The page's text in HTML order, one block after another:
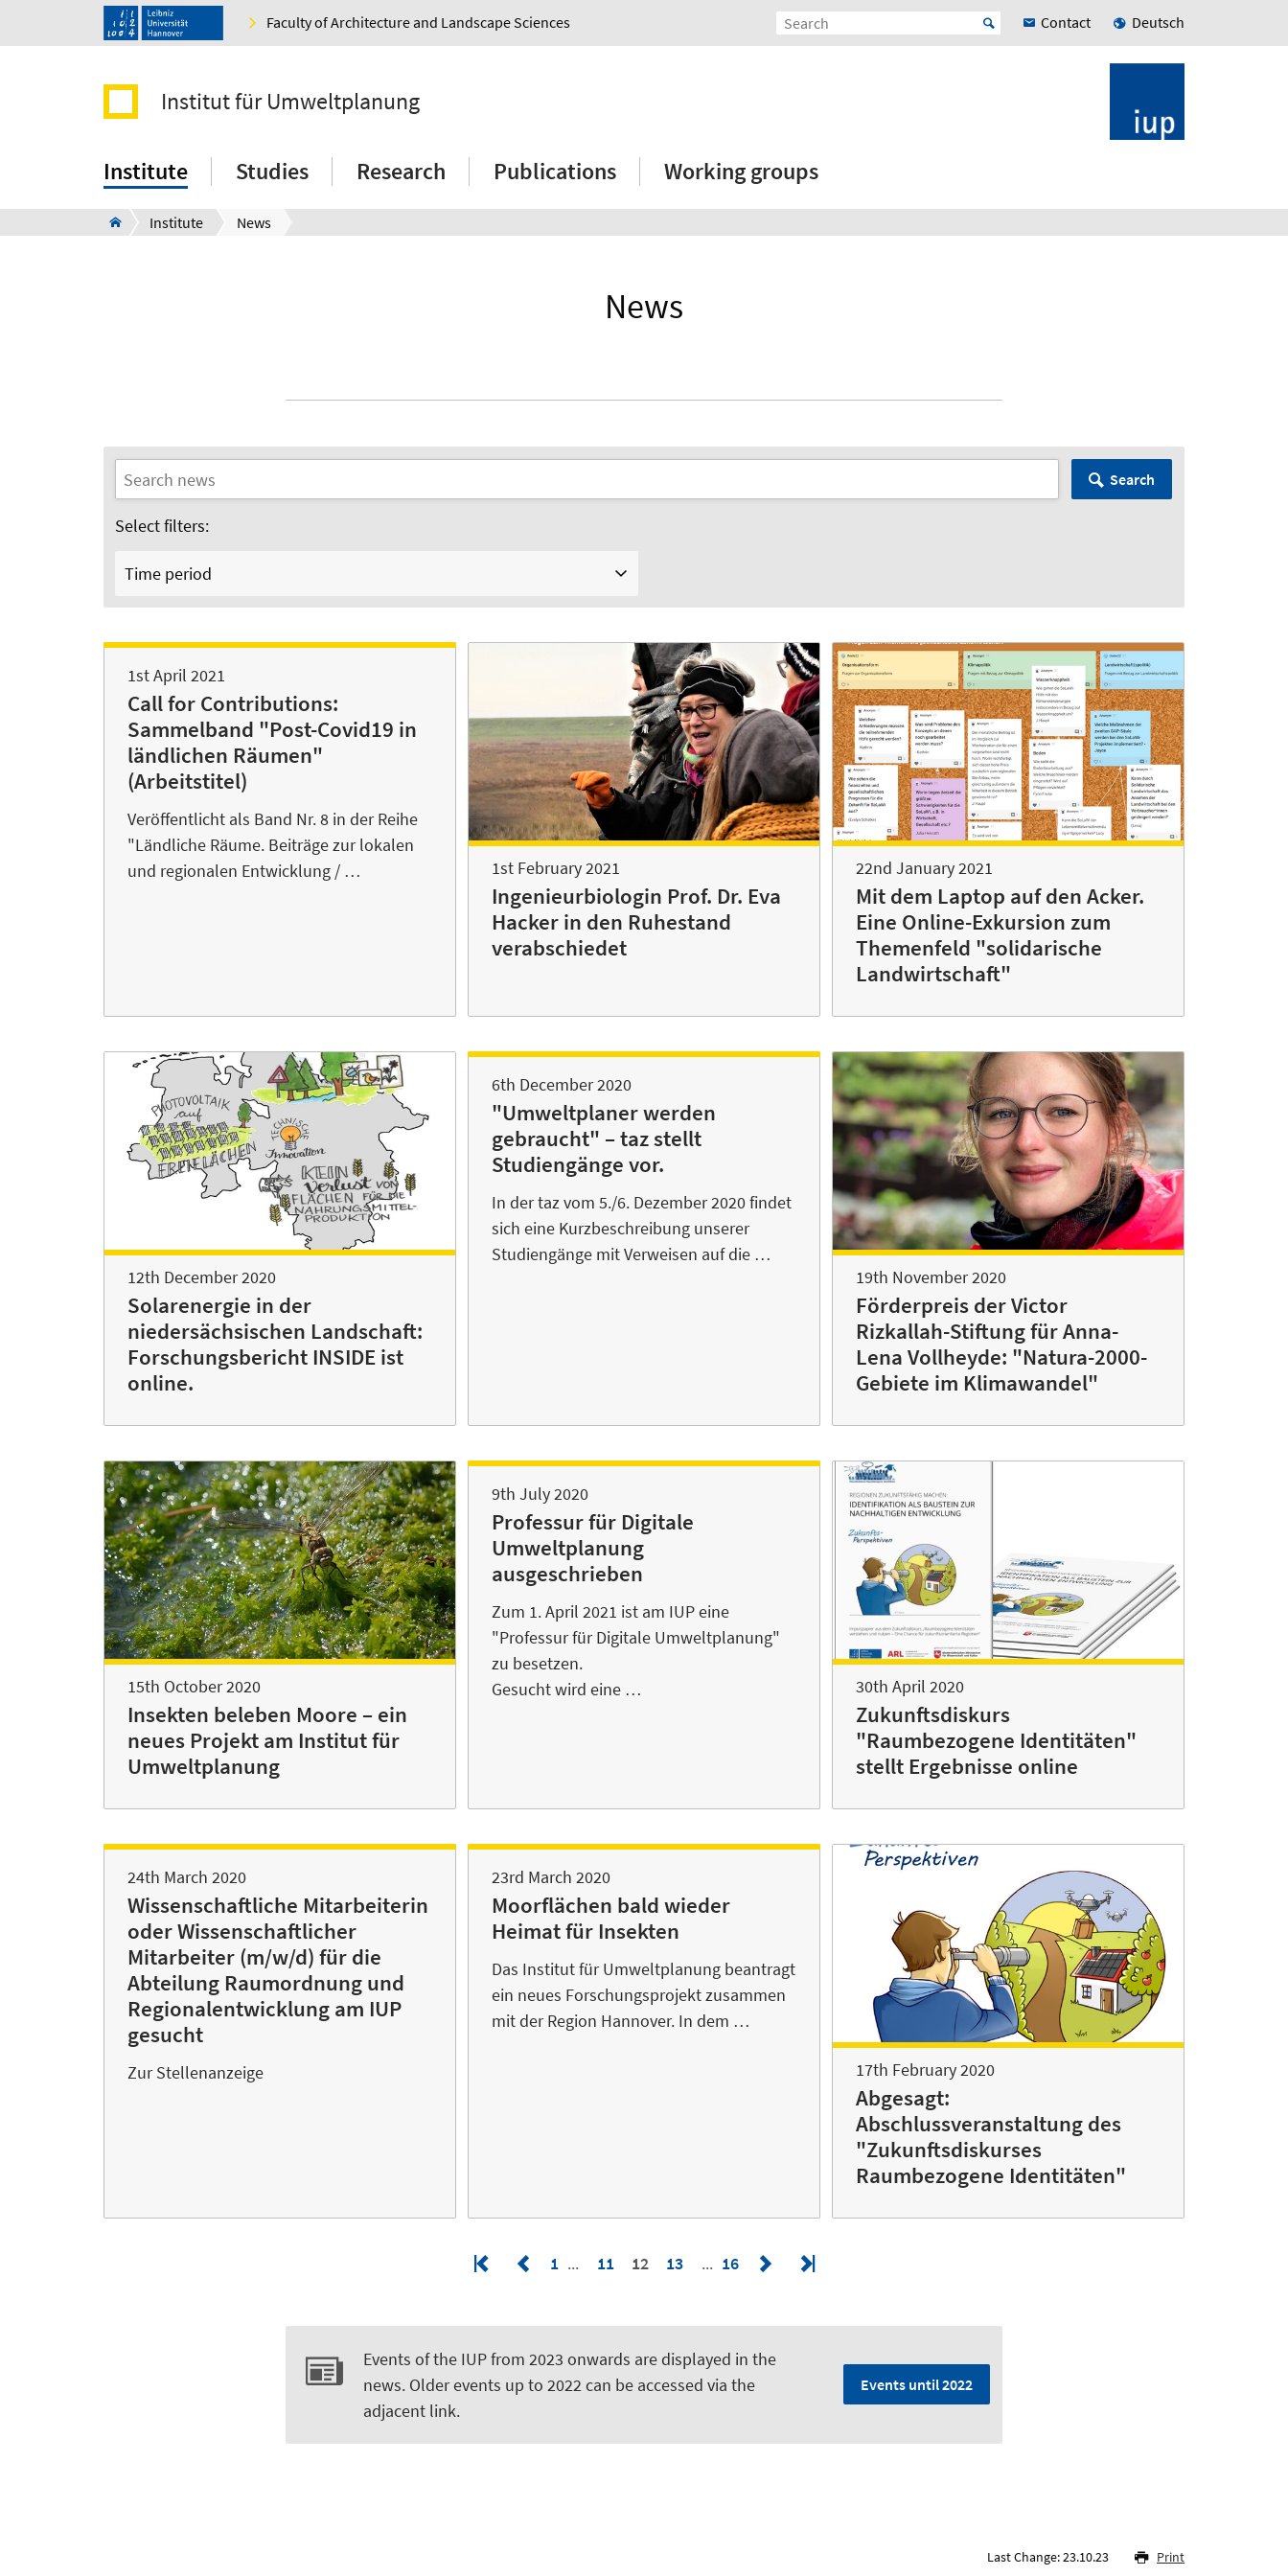
Faculty of Architecture and Landscape Sciences Contact Deutsch
Institut für Umweltplanung
Institute Studies Research Publications Working groups
Institute News
News
Search
Select filters:
Time period
1st April 2021
Call for Contributions:
Sammelband "Post-Covid19 in
ländlichen Räumen"
(Arbeitstitel)
Veröffentlicht als Band Nr. 8 in der Reihe
"Ländliche Räume. Beiträge zur lokalen
und regionalen Entwicklung / …
1st February 2021
Ingenieurbiologin Prof. Dr. Eva
Hacker in den Ruhestand
verabschiedet
22nd January 2021
Mit dem Laptop auf den Acker.
Eine Online-Exkursion zum
Themenfeld "solidarische
Landwirtschaft"
12th December 2020
Solarenergie in der
niedersächsischen Landschaft:
Forschungsbericht INSIDE ist
online.
6th December 2020
"Umweltplaner werden
gebraucht" – taz stellt
Studiengänge vor.
In der taz vom 5./6. Dezember 2020 findet
sich eine Kurzbeschreibung unserer
Studiengänge mit Verweisen auf die …
19th November 2020
Förderpreis der Victor
Rizkallah-Stiftung für Anna-
Lena Vollheyde: "Natura-2000-
Gebiete im Klimawandel"
15th October 2020
Insekten beleben Moore – ein
neues Projekt am Institut für
Umweltplanung
9th July 2020
Professur für Digitale
Umweltplanung
ausgeschrieben
Zum 1. April 2021 ist am IUP eine
"Professur für Digitale Umweltplanung"
zu besetzen.
Gesucht wird eine …
30th April 2020
Zukunftsdiskurs
"Raumbezogene Identitäten"
stellt Ergebnisse online
24th March 2020
Wissenschaftliche Mitarbeiterin
oder Wissenschaftlicher
Mitarbeiter (m/w/d) für die
Abteilung Raumordnung und
Regionalentwicklung am IUP
gesucht
Zur Stellenanzeige
23rd March 2020
Moorflächen bald wieder
Heimat für Insekten
Das Institut für Umweltplanung beantragt
ein neues Forschungsprojekt zusammen
mit der Region Hannover. In dem …
17th February 2020
Abgesagt:
Abschlussveranstaltung des
"Zukunftsdiskurses
Raumbezogene Identitäten"
1 11 12 13 16
Events of the IUP from 2023 onwards are displayed in the
news. Older events up to 2022 can be accessed via the
adjacent link.
Events until 2022
Last Change: 23.10.23 Print